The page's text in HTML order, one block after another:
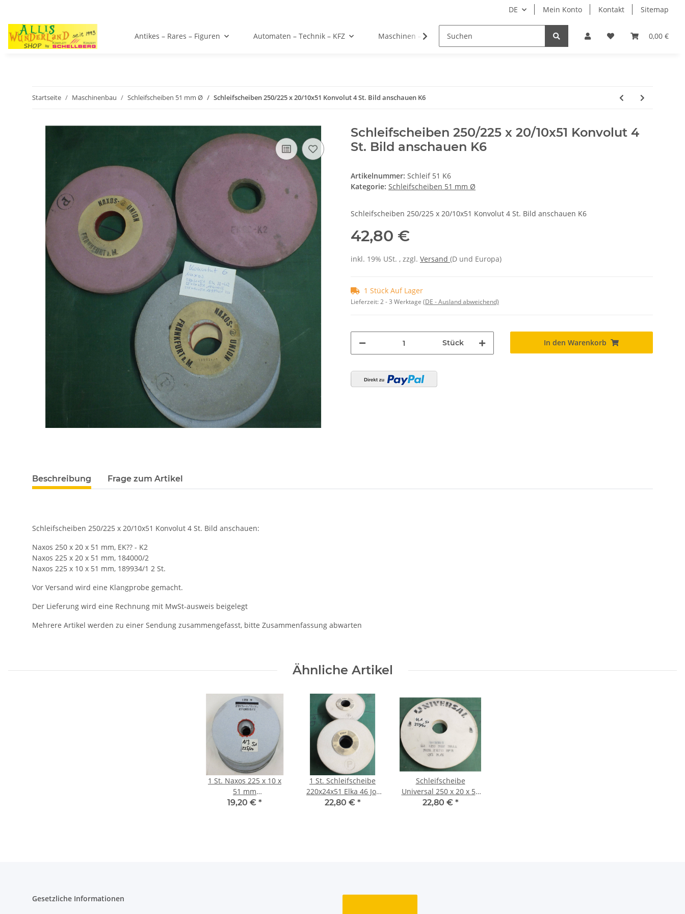
DE Mein Konto Kontakt Sitemap
0,00 €
Antikes – Rares – Figuren Automaten – Technik – KFZ Maschinen – Werkzeuge Papier–Karton–Folien
Startseite Maschinenbau Schleifscheiben 51 mm Ø Schleifscheiben 250/225 x 20/10x51 Konvolut 4 St. Bild anschauen K6
Schleifscheiben 250/225 x 20/10x51 Konvolut 4
St. Bild anschauen K6
Artikelnummer: Schleif 51 K6
Kategorie: Schleifscheiben 51 mm Ø
Schleifscheiben 250/225 x 20/10x51 Konvolut 4 St. Bild anschauen K6
42,80 €
inkl. 19% USt. , zzgl. Versand (D und Europa)
1 Stück Auf Lager
Lieferzeit:2 - 3 Werktage (DE - Ausland abweichend)
Stück In den Warenkorb
Beschreibung Frage zum Artikel
Schleifscheiben 250/225 x 20/10x51 Konvolut 4 St. Bild anschauen:
Naxos 250 x 20 x 51 mm, EK?? - K2
Naxos 225 x 20 x 51 mm, 184000/2
Naxos 225 x 10 x 51 mm, 189934/1 2 St.
Vor Versand wird eine Klangprobe gemacht.
Der Lieferung wird eine Rechnung mit MwSt-ausweis beigelegt
Mehrere Artikel werden zu einer Sendung zusammengefasst, bitte Zusammenfassung abwarten
Ähnliche Artikel
1 St. Naxos 225 x 10 x
51 mm
Schleifscheibe120 M
19,20 € *
1 St. Schleifscheibe
220x24x51 Elka 46 Jot
Form siehe Bild
22,80 € *
Schleifscheibe
Universal 250 x 20 x 51
mm WA120 MGV MRAA
22,80 € *
Gesetzliche Informationen